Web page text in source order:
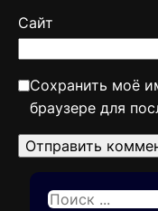
Сайт
Сохранить моё
браузере для
S